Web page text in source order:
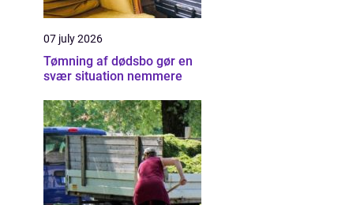
07 july 2026
Tømning af dødsbo gør en
svær situation nemmere